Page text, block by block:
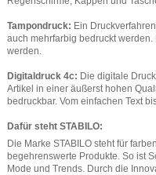
Tampondruck: Ein
auch mehrfarbig bedruckt
werden.
Digitaldruck 4c: Die digitale
Artikel in einer äußerst hohen
bedruckbar. Vom einfachen Text
Dafür steht STABILO:
Die Marke STABILO steht für
begehrenswerte Produkte. So ist
Mode und Trends. Durch die